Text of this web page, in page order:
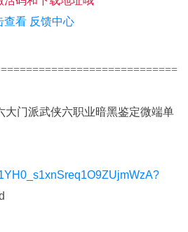
查看 反馈中心
大门派武侠六职业暗黑鉴定微端单